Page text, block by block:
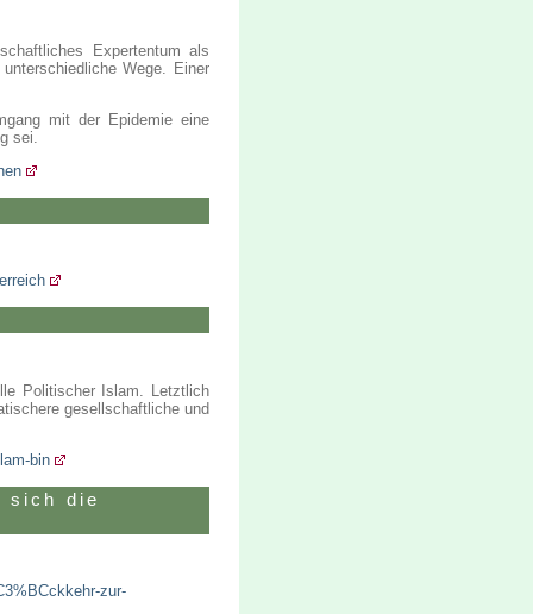
Expertentum als
Wege. Einer
mit der Epidemie eine
sei.
Politischer Islam. Letztlich
gesellschaftliche und
bin
sich die
zur-